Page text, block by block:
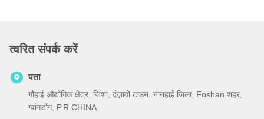
त्वरित संपर्क करें
पता
गौहाई औद्योगिक क्षेत्र, जिंशा, दंज़ावो टाउन, नानहाई जिला, Foshan शहर,
ग्वांगडोंग, P.R.CHINA